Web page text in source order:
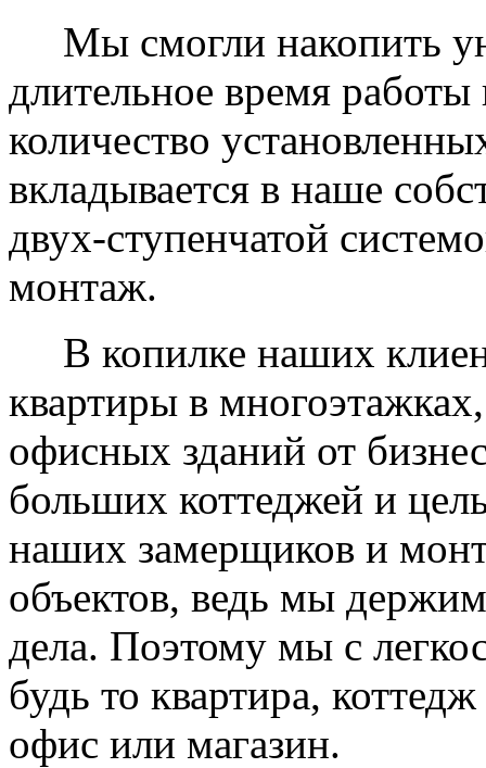
Мы смогли накопить
длительное время
количество
вкладывается в наше
двух-ступенчатой
монтаж.
В копилке наших
квартиры в
офисных зданий от
больших коттеджей и
наших замерщиков и
объектов, ведь мы
дела. Поэтому мы с
будь то квартира,
офис или магазин.